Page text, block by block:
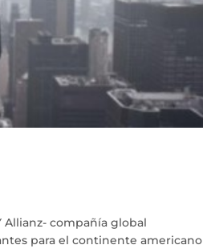
Allianz- compañía global
para el continente americano